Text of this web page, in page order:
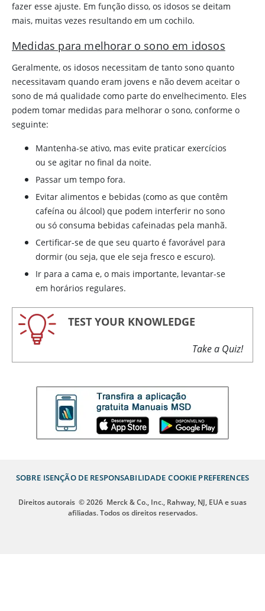
fazer esse ajuste. Em função disso, os idosos se deitam
mais, muitas vezes resultando em um cochilo.
Medidas para melhorar o sono em idosos
Geralmente, os idosos necessitam de tanto sono quanto
necessitavam quando eram jovens e não devem aceitar o
sono de má qualidade como parte do envelhecimento. Eles
podem tomar medidas para melhorar o sono, conforme o
seguinte:
Mantenha-se ativo, mas evite praticar exercícios
ou se agitar no final da noite.
Passar um tempo fora.
Evitar alimentos e bebidas (como as que contêm
cafeína ou álcool) que podem interferir no sono
ou só consuma bebidas cafeinadas pela manhã.
Certificar-se de que seu quarto é favorável para
dormir (ou seja, que ele seja fresco e escuro).
Ir para a cama e, o mais importante, levantar-se
em horários regulares.
TEST YOUR KNOWLEDGE
Take a Quiz!
SOBRE ISENÇÃO DE RESPONSABILIDADE COOKIE PREFERENCES
Direitos autorais © 2026 Merck & Co., Inc., Rahway, NJ, EUA e suas
afiliadas. Todos os direitos reservados.